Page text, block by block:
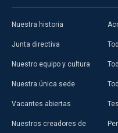
Nuestra historia
Junta directiva
Nuestro equipo y cultura
Nuestra única sede
Vacantes abiertas
Nuestros creadores de